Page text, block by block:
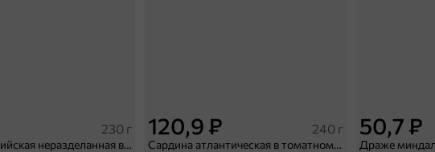
230 г
Килька балтийская неразделанная в томатном соусе «Трал Флот», 230 г
120,9 ₽ 240 г
Сардина атлантическая в томатном соусе «Балтийский невод», 240 г
50,7 ₽